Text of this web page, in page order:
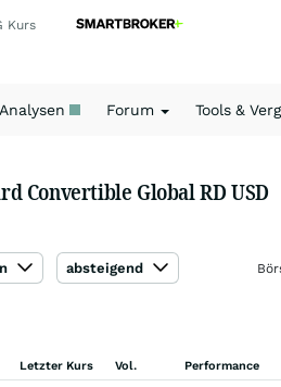
Kurs
Forum Tools &
Convertible Global RD USD
absteigend
Letzter Kurs Vol. Performance